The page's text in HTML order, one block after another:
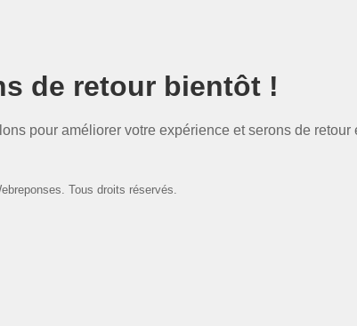
de retour bientôt !
pour améliorer votre expérience et serons de retour
Tous droits réservés.